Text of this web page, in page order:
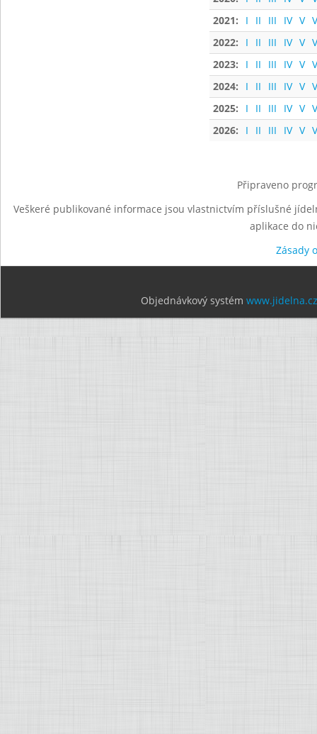
2021:
I II III IV V
2022:
I II III IV V
2023:
I II III IV V
2024:
I II III IV V
2025:
I II III IV V
2026:
I II III IV V
Připraveno
Veškeré publikované informace jsou vlastnictvím příslušné
aplikace do
Zásady
Objednávkový systém www.jidelna.cz